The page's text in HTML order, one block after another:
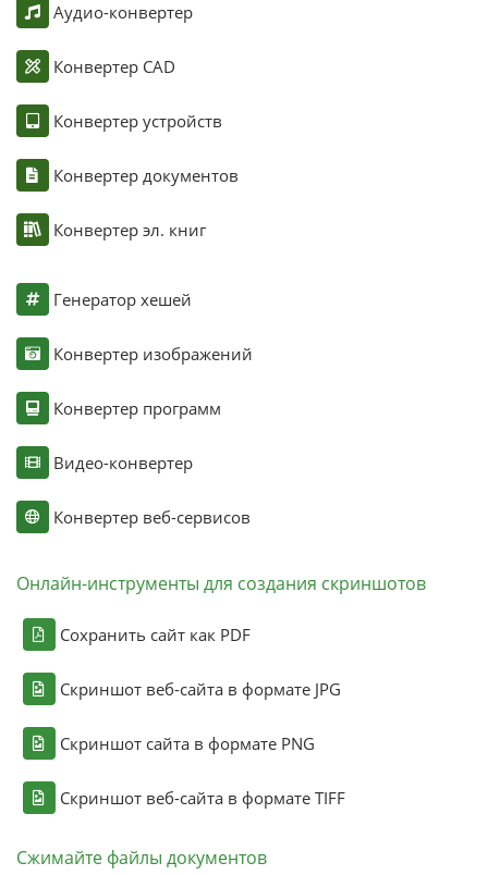
Аудио-конвертер
Конвертер CAD
Конвертер устройств
Конвертер документов
Конвертер эл. книг
Генератор хешей
Конвертер изображений
Конвертер программ
Видео-конвертер
Конвертер веб-сервисов
Онлайн-инструменты для создания скриншотов
Сохранить сайт как PDF
Скриншот веб-сайта в формате JPG
Скриншот сайта в формате PNG
Скриншот веб-сайта в формате TIFF
Сжимайте файлы документов